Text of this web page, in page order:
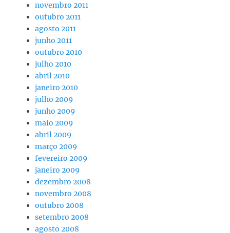
novembro 2011
outubro 2011
agosto 2011
junho 2011
outubro 2010
julho 2010
abril 2010
janeiro 2010
julho 2009
junho 2009
maio 2009
abril 2009
março 2009
fevereiro 2009
janeiro 2009
dezembro 2008
novembro 2008
outubro 2008
setembro 2008
agosto 2008